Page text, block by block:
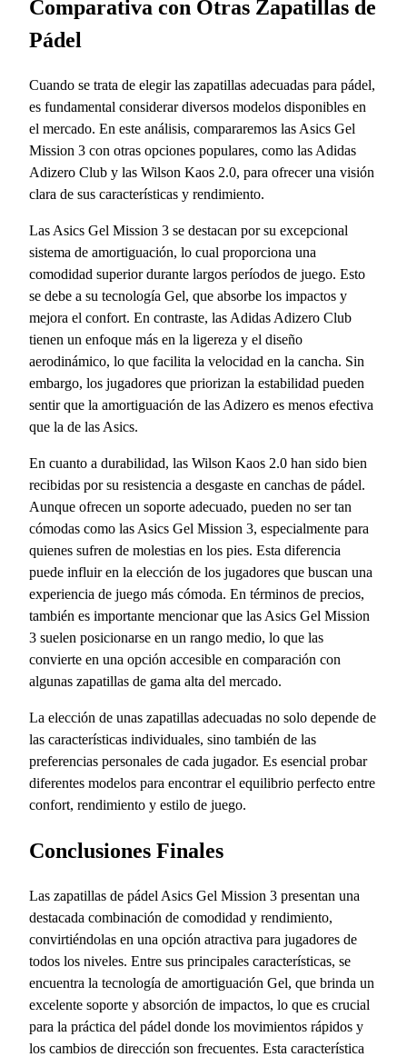
Comparativa con Otras Zapatillas de
Pádel
Cuando se trata de elegir las zapatillas adecuadas para pádel,
es fundamental considerar diversos modelos disponibles en
el mercado. En este análisis, compararemos las Asics Gel
Mission 3 con otras opciones populares, como las Adidas
Adizero Club y las Wilson Kaos 2.0, para ofrecer una visión
clara de sus características y rendimiento.
Las Asics Gel Mission 3 se destacan por su excepcional
sistema de amortiguación, lo cual proporciona una
comodidad superior durante largos períodos de juego. Esto
se debe a su tecnología Gel, que absorbe los impactos y
mejora el confort. En contraste, las Adidas Adizero Club
tienen un enfoque más en la ligereza y el diseño
aerodinámico, lo que facilita la velocidad en la cancha. Sin
embargo, los jugadores que priorizan la estabilidad pueden
sentir que la amortiguación de las Adizero es menos efectiva
que la de las Asics.
En cuanto a durabilidad, las Wilson Kaos 2.0 han sido bien
recibidas por su resistencia a desgaste en canchas de pádel.
Aunque ofrecen un soporte adecuado, pueden no ser tan
cómodas como las Asics Gel Mission 3, especialmente para
quienes sufren de molestias en los pies. Esta diferencia
puede influir en la elección de los jugadores que buscan una
experiencia de juego más cómoda. En términos de precios,
también es importante mencionar que las Asics Gel Mission
3 suelen posicionarse en un rango medio, lo que las
convierte en una opción accesible en comparación con
algunas zapatillas de gama alta del mercado.
La elección de unas zapatillas adecuadas no solo depende de
las características individuales, sino también de las
preferencias personales de cada jugador. Es esencial probar
diferentes modelos para encontrar el equilibrio perfecto entre
confort, rendimiento y estilo de juego.
Conclusiones Finales
Las zapatillas de pádel Asics Gel Mission 3 presentan una
destacada combinación de comodidad y rendimiento,
convirtiéndolas en una opción atractiva para jugadores de
todos los niveles. Entre sus principales características, se
encuentra la tecnología de amortiguación Gel, que brinda un
excelente soporte y absorción de impactos, lo que es crucial
para la práctica del pádel donde los movimientos rápidos y
los cambios de dirección son frecuentes. Esta característica